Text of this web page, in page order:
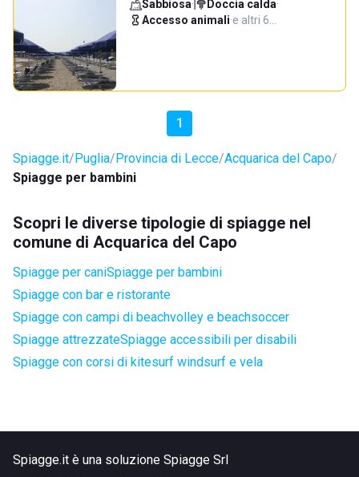
Sabbiosa· Doccia calda·
Accesso animali·e altri 6…
1
Spiagge.it Puglia Provincia di Lecce Acquarica del Capo
Spiagge per bambini
Scopri le diverse tipologie di spiagge nel
comune di Acquarica del Capo
Spiagge per caniSpiagge per bambini
Spiagge con bar e ristorante
Spiagge con campi di beachvolley e beachsoccer
Spiagge attrezzateSpiagge accessibili per disabili
Spiagge con corsi di kitesurf windsurf e vela
Spiagge.it è una soluzione Spiagge Srl